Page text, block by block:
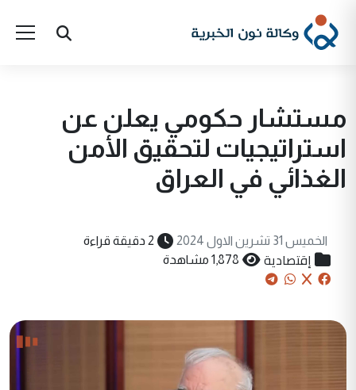
مستشار حكومي يعلن عن
استراتيجيات لتحقيق الأمن
الغذائي في العراق
الخميس 31 تشرين الاول 2024 2 دقيقة قراءة
إقتصادية 1,878 مشاهدة